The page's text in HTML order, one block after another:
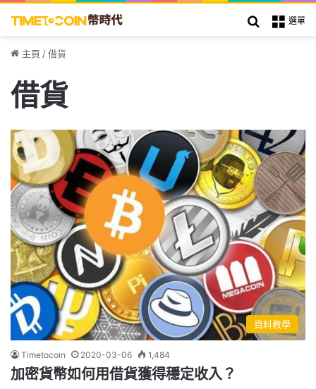
選單
搜索
主頁 /借貨
借貨
資料教學
Timetocoin 2020-03-06 1,484
加密貨幣如何用借貨獲得穩定收入？